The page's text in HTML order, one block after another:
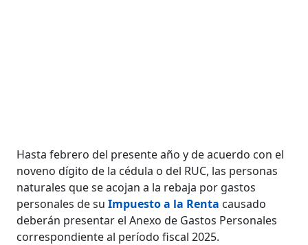
Hasta febrero del presente año y de acuerdo con el
noveno dígito de la cédula o del RUC, las personas
naturales que se acojan a la rebaja por gastos
personales de suImpuesto a la Renta causado
deberán presentar el Anexo de Gastos Personales
correspondiente al período fiscal 2025.